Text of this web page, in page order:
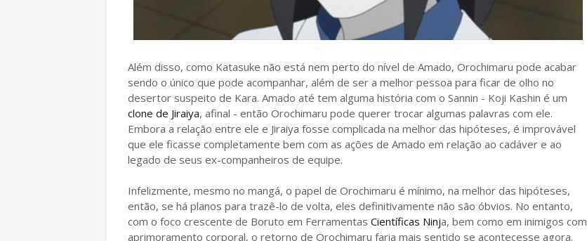
Além disso, como Katasuke não está nem perto do nível de Amado, Orochimaru pode acabar
sendo o único que pode acompanhar, além de ser a melhor pessoa para ficar de olho no
desertor suspeito de Kara. Amado até tem alguma história com o Sannin - Koji Kashin é um
clone de Jiraiya, afinal - então Orochimaru pode querer trocar algumas palavras com ele.
Embora a relação entre ele e Jiraiya fosse complicada na melhor das hipóteses, é improvável
que ele ficasse completamente bem com as ações de Amado em relação ao cadáver e ao
legado de seus ex-companheiros de equipe.
Infelizmente, mesmo no mangá, o papel de Orochimaru é mínimo, na melhor das hipóteses,
então, se há planos para trazê-lo de volta, eles definitivamente não são óbvios. No entanto,
com o foco crescente de Boruto em Ferramentas Científicas Ninja, bem como em inimigos com
aprimoramento corporal, o retorno de Orochimaru faria mais sentido se acontecesse agora.